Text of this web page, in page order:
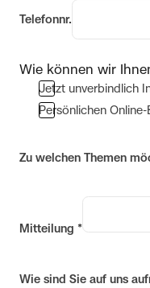
Telefonnr.
Wie können wir
Jetzt unverbindlich
Persönlichen
Zu welchen Themen
Mitteilung *
Wie sind Sie auf uns